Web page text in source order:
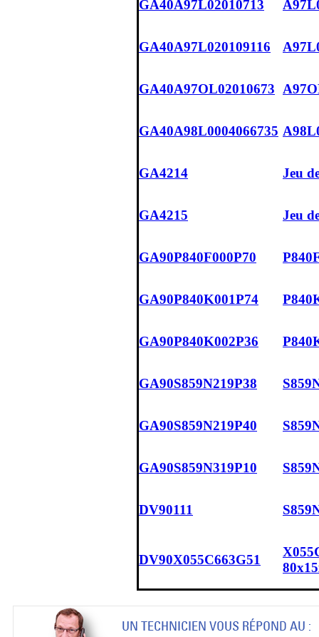
GA40A97L02010713
GA40A97L020109116
GA40A97OL02010673
GA40A98L0004066735
GA4214 Jeu
GA4215 Jeu
GA90P840F000P70
GA90P840K001P74
GA90P840K002P36
GA90S859N219P38
GA90S859N219P40
GA90S859N319P10
DV90111
DV90X055C663G51